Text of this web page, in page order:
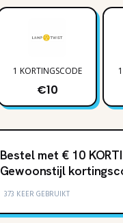
1 KORTINGSCODE
€10
Bestel met € 10
Gewoonstijl
373 KEER GEBRUIKT